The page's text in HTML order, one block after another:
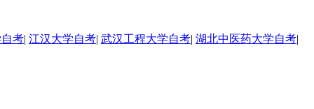
考| 江汉大学自考| 武汉工程大学自考| 湖北中医药大学自考|